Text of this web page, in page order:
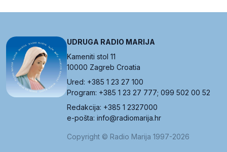
UDRUGA RADIO MARIJA
Kameniti stol 11
10000 Zagreb Croatia
Ured: +385 1 23 27 100
Program: +385 1 23 27 777; 099 502 00 52
Redakcija: +385 1 2327000
e-pošta: info@radiomarija.hr
Copyright © Radio Marija 1997-2026